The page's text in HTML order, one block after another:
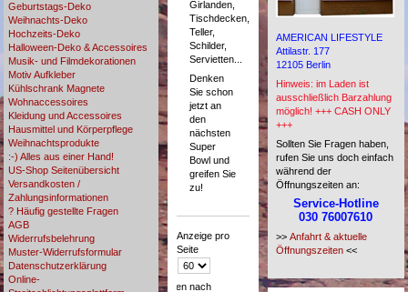
Geburtstags-Deko
Weihnachts-Deko
Hochzeits-Deko
Halloween-Deko & Accessoires
Musik- und Filmdekorationen
Motiv Aufkleber
Kühlschrank Magnete
Wohnaccessoires
Kleidung und Accessoires
Hausmittel und Körperpflege
Weihnachtsprodukte
:-) Alles aus einer Hand!
US-Shop Seitenübersicht
Versandkosten /
Zahlungsinformationen
? Häufig gestellte Fragen
AGB
Widerrufsbelehrung
Muster-Widerrufsformular
Datenschutzerklärung
Online-
AMERICAN LIFESTYLE
Attilastr. 177
12105 Berlin
Hinweis: im Laden ist
ausschließlich Barzahlung
möglich! +++ CASH ONLY
+++
Sollten Sie Fragen haben,
rufen Sie uns doch einfach
während der
Öffnungszeiten an:
Service-Hotline
030 76007610
>> Anfahrt & aktuelle
Öffnungszeiten<<
Girlanden,
Tischdecken,
Teller,
Schilder,
Servietten...
Denken
Sie schon
jetzt an
den
nächsten
Super
Bowl und
greifen Sie
zu!
Anzeige pro
Seite
Sortieren nach